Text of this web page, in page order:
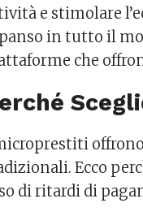
e stimolare
in tutto il
che
Ecco
di ritardi di